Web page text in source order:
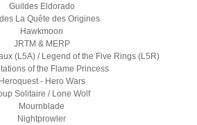
Guildes Eldorado
La Quête des Origines
Hawkmoon
JRTM & MERP
(L5A) / Legend of the Five Rings (L5R)
of the Flame Princess
Heroquest - Hero Wars
Solitaire / Lone Wolf
Mournblade
Nightprowler